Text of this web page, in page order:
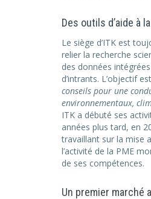
Des outils d’aide à
Le siège d’ITK est
relier la recherche
des données
d’intrants. L’objectif est
conseils pour une
environnementaux,
ITK a débuté ses
années plus tard, en
travaillant sur la mise
l’activité de la PME
de ses compétences.
Un premier marché